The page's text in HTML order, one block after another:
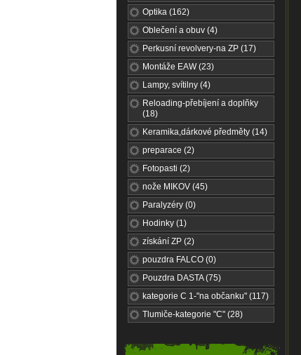
Optika (162)
Oblečení a obuv (4)
Perkusní revolvery-na ZP (17)
Montáže EAW (23)
Lampy, svítilny (4)
Reloading-přebíjení a doplňky
(18)
Keramika,dárkové předměty (14)
preparace (2)
Fotopasti (2)
nože MIKOV (45)
Paralyzéry (0)
Hodinky (1)
získání ZP (2)
pouzdra FALCO (0)
Pouzdra DASTA (75)
kategorie C 1-"na občanku" (117)
Tlumiče-kategorie "C" (28)